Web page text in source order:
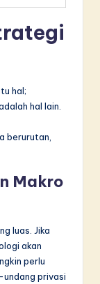
hal;
hal lain.
berurutan,
Makro
luas. Jika
akan
perlu
undang privasi